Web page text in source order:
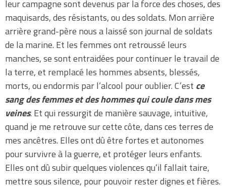
leur campagne sont devenus par la force des choses, des
maquisards, des résistants, ou des soldats. Mon arrière
arrière grand-père nous a laissé son journal de soldats
de la marine. Et les femmes ont retroussé leurs
manches, se sont entraidées pour continuer le travail de
la terre, et remplacé les hommes absents, blessés,
morts, ou endormis par l’alcool pour oublier. C’est ce
sang des femmes et des hommes qui coule dans mes
veines. Et qui ressurgit de manière sauvage, intuitive,
quand je me retrouve sur cette côte, dans ces terres de
mes ancêtres. Elles ont dû être fortes et autonomes
pour survivre à la guerre, et protéger leurs enfants.
Elles ont dû subir quelques violences qu’il fallait taire,
mettre sous silence, pour pouvoir rester dignes et fières.